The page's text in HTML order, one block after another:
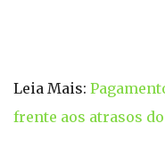
Leia Mais:
frente aos atrasos do